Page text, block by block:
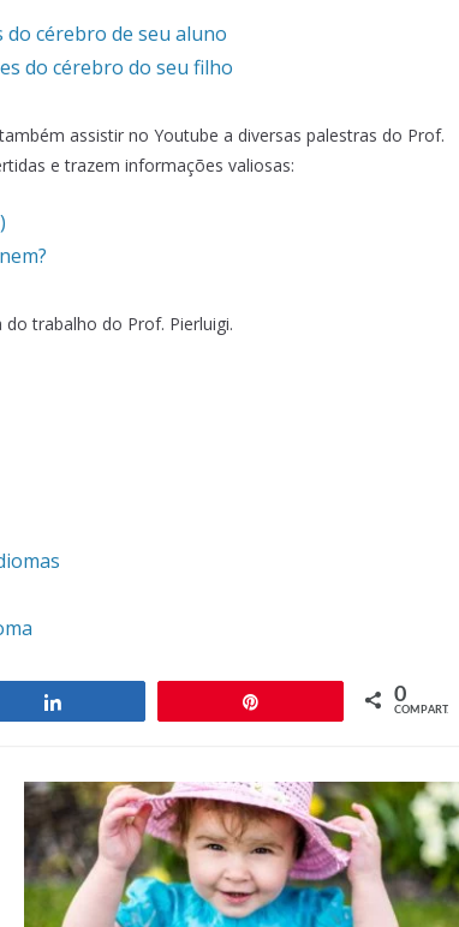
cérebro de seu aluno
do cérebro do seu filho
assistir no Youtube a diversas palestras do Prof.
e trazem informações valiosas:
trabalho do Prof. Pierluigi.
0
COMPART.